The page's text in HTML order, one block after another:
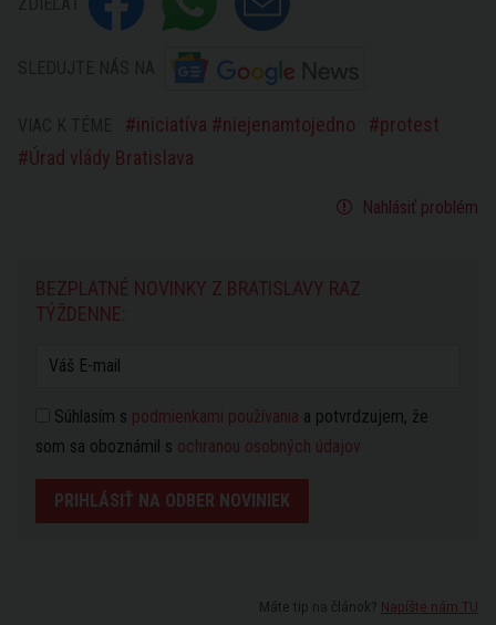
iniciatíva #niejenamtojedno
protest
Úrad vlády Bratislava
Nahlásiť problém
BEZPLATNÉ NOVINKY Z BRATISLAVY RAZ
TÝŽDENNE:
Súhlasím s podmienkami používania a potvrdzujem, že
som sa oboznámil s ochranou osobných údajov
PRIHLÁSIŤ NA ODBER NOVINIEK
Máte tip na článok? Napíšte nám TU